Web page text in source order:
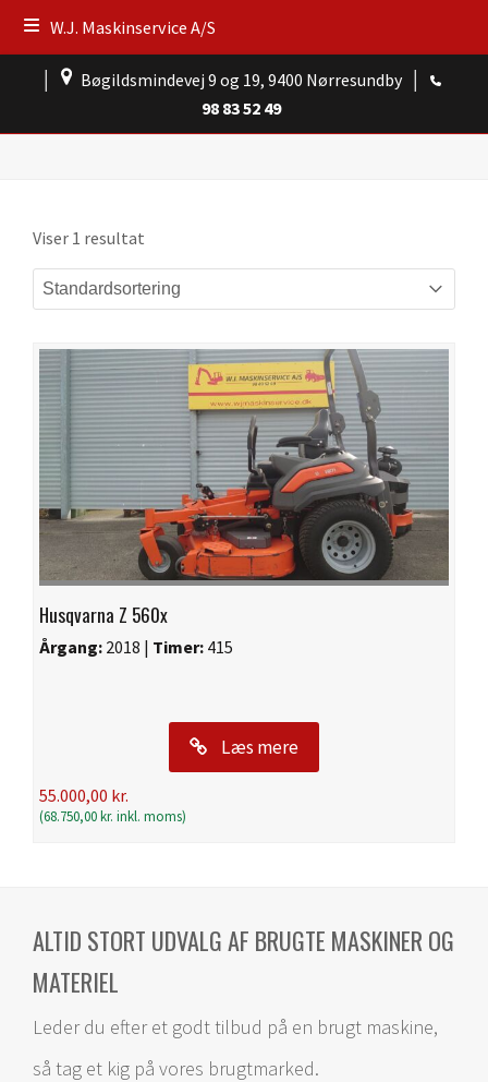
W.J. Maskinservice A/S
Bøgildsmindevej 9 og 19, 9400 Nørresundby
98 83 52 49
Viser 1 resultat
Husqvarna Z 560x
Årgang: 2018 | Timer: 415
Læs mere
55.000,00 kr.
(68.750,00kr. inkl. moms)
ALTID STORT UDVALG AF BRUGTE MASKINER OG
MATERIEL
Leder du efter et godt tilbud på en brugt maskine,
så tag et kig på vores brugtmarked.